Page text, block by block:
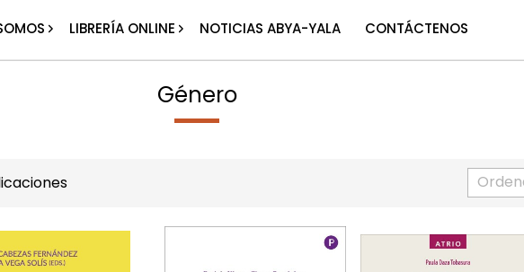
LIBRERÍA ONLINE NOTICIAS ABYA-YALA CONTÁCTENOS
Género